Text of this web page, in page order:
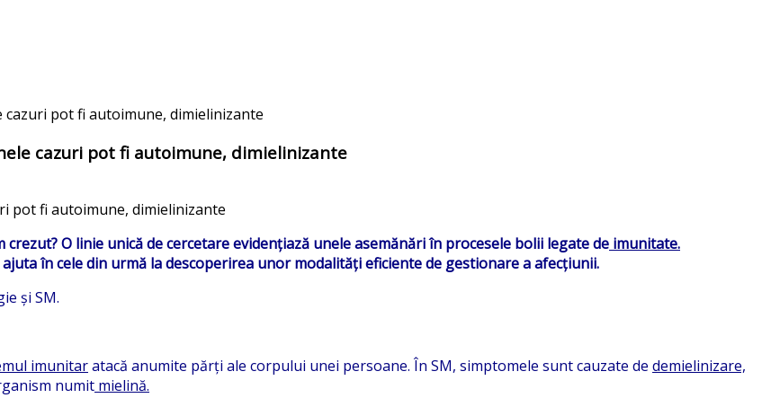
pot fi autoimune, dimielinizante
cazuri pot fi autoimune, dimielinizante
O linie unică de cercetare evidențiază unele asemănări în procesele bolii legate de imunitate.
în cele din urmă la descoperirea unor modalități eficiente de gestionare a afecțiunii.
și SM.
imunitaratacă anumite părți ale corpului unei persoane. În SM, simptomele sunt cauzate de demielinizare,
numit mielină.